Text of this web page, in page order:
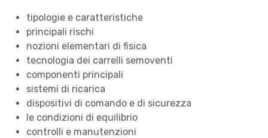
tipologie e caratteristiche
principali rischi
nozioni elementari di fisica
tecnologia dei carrelli semoventi
componenti principali
sistemi di ricarica
dispositivi di comando e di sicurezza
le condizioni di equilibrio
controlli e manutenzioni